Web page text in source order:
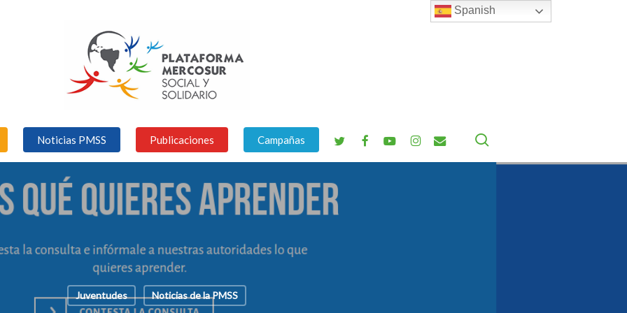
Noticias PMSS Publicaciones Campañas twitter facebookyoutubeinstagram
email
Juventudes Noticias de la PMSS
Spanish